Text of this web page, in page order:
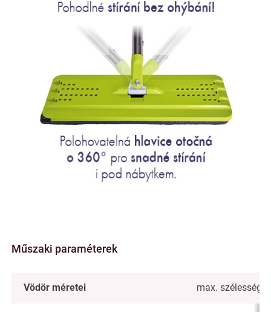
Műszaki paraméterek
Vödör méretei max. szélesség